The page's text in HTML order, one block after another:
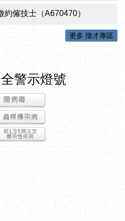
約僱技士（A670470）
更多 徵才專區
警示燈號